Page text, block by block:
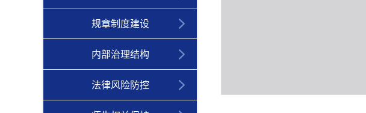
规章制度建设
内部治理结构
法律风险防控